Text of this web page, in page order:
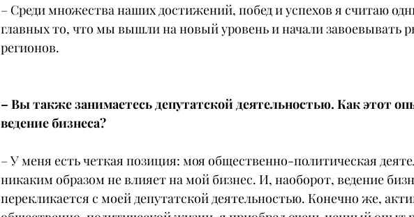
– Среди множества наших достижений, побед и успехов я считаю
главных то, что мы вышли на новый уровень и начали завоевывать
регионов.
– Вы также занимаетесь депутатской деятельностью. Как этот
ведение бизнеса?
– У меня есть четкая позиция: моя общественно-политическая
никаким образом не влияет на мой бизнес. И, наоборот, ведение
перекликается с моей депутатской деятельностью. Конечно же,